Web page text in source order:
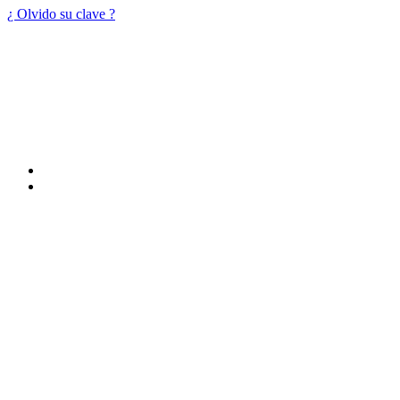
¿ Olvido su clave ?